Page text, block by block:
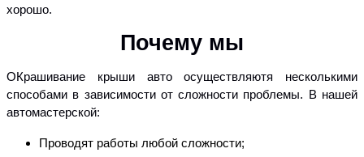
хорошо.
Почему мы
ОКрашивание крыши авто осуществляютя несколькими
способами в зависимости от сложности проблемы. В нашей
автомастерской:
Проводят работы любой сложности;